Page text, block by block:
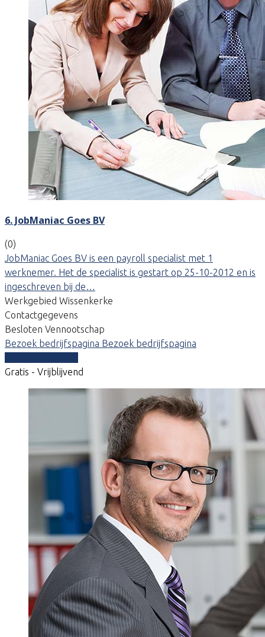
6. JobManiac Goes BV
(0)
JobManiac Goes BV is een payroll specialist met 1
werknemer. Het de specialist is gestart op 25-10-2012 en is
ingeschreven bij de…
Werkgebied Wissenkerke
Contactgegevens
Besloten Vennootschap
Bezoek bedrijfspagina Bezoek bedrijfspagina
Gratis - Vrijblijvend